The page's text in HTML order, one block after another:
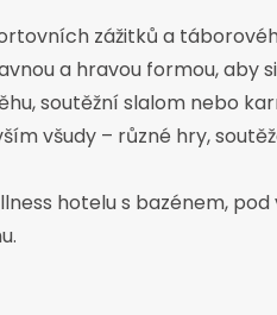
zážitků a
a hravou formou, aby
soutěžní slalom nebo
všudy – různé hry,
hotelu s bazénem,